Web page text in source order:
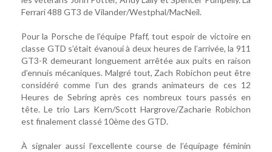
Ferrari 488 GT3 de Vilander/Westphal/MacNeil.
Pour la Porsche de l’équipe Pfaff, tout espoir de victoire en
classe GTD s’était évanoui à deux heures de l’arrivée, la 911
GT3-R demeurant longuement arrêtée aux puits en raison
d’ennuis mécaniques. Malgré tout, Zach Robichon peut être
considéré comme l’un des grands animateurs de ces 12
Heures de Sebring après ces nombreux tours passés en
tête. Le trio Lars Kern/Scott Hargrove/Zacharie Robichon
est finalement classé 10ème des GTD.
À signaler aussi l’excellente course de l’équipage féminin